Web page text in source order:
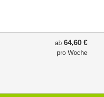
ab 64,60 €
pro Woche